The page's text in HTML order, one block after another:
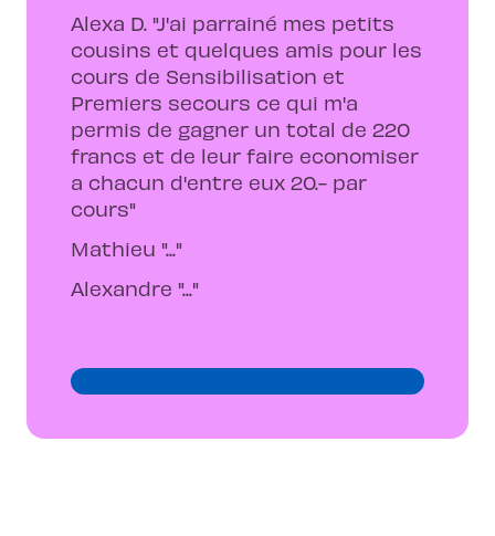
Alexa D. "J'ai parrainé mes petits
cousins et quelques amis pour les
cours de Sensibilisation et
Premiers secours ce qui m'a
permis de gagner un total de 220
francs et de leur faire economiser
a chacun d'entre eux 20.- par
cours"
Mathieu "..."
Alexandre "..."